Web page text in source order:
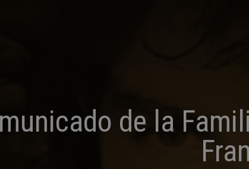
de la